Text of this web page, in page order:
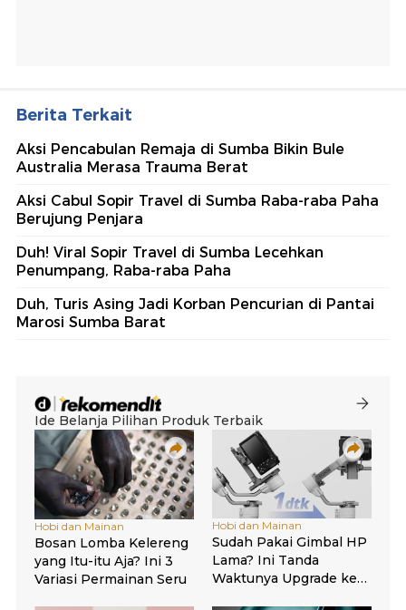
Berita Terkait
Aksi Pencabulan Remaja di Sumba Bikin Bule
Australia Merasa Trauma Berat
Aksi Cabul Sopir Travel di Sumba Raba-raba Paha
Berujung Penjara
Duh! Viral Sopir Travel di Sumba Lecehkan
Penumpang, Raba-raba Paha
Duh, Turis Asing Jadi Korban Pencurian di Pantai
Marosi Sumba Barat